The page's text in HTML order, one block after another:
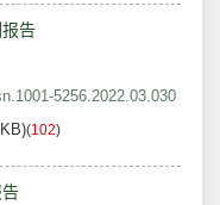
告
5256.2022.03.030
(102)